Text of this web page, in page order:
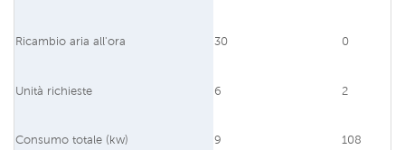
Ricambio aria all'ora 30 0
Unità richieste 6 2
Consumo totale (kw) 9 108